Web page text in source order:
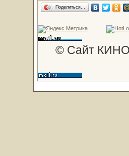
Поделиться…
© Сайт